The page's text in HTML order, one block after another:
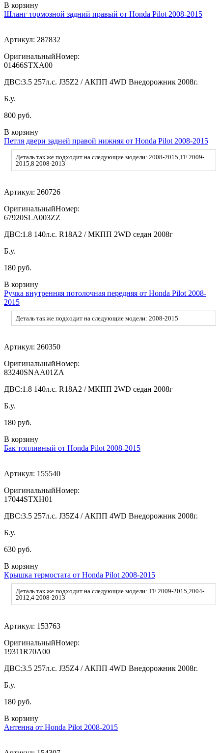
В корзину
Шланг тормозной задний правый от Honda Pilot 2008-2015
Артикул: 287832
ОригинальныйНомер:
01466STXA00
ДВС:3.5 257л.с. J35Z2 / АКПП 4WD Внедорожник 2008г.
Б.у.
800 руб.
В корзину
Петля двери задней правой нижняя от Honda Pilot 2008-2015
Деталь так же подходит на следующие модели: 2008-2015,TF 2009-
2015,8 2008-2013
Артикул: 260726
ОригинальныйНомер:
67920SLA003ZZ
ДВС:1.8 140л.с. R18A2 / МКПП 2WD седан 2008г
Б.у.
180 руб.
В корзину
Ручка внутренняя потолочная передняя от Honda Pilot 2008-
2015
Деталь так же подходит на следующие модели: 2008-2015
Артикул: 260350
ОригинальныйНомер:
83240SNAA01ZA
ДВС:1.8 140л.с. R18A2 / МКПП 2WD седан 2008г
Б.у.
180 руб.
В корзину
Бак топливный от Honda Pilot 2008-2015
Артикул: 155540
ОригинальныйНомер:
17044STXH01
ДВС:3.5 257л.с. J35Z4 / АКПП 4WD Внедорожник 2008г.
Б.у.
630 руб.
В корзину
Крышка термостата от Honda Pilot 2008-2015
Деталь так же подходит на следующие модели: TF 2009-2015,2004-
2012,4 2008-2013
Артикул: 153763
ОригинальныйНомер:
19311R70A00
ДВС:3.5 257л.с. J35Z4 / АКПП 4WD Внедорожник 2008г.
Б.у.
180 руб.
В корзину
Антенна от Honda Pilot 2008-2015